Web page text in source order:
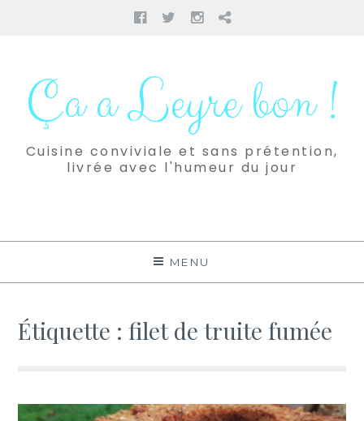
Facebook
TwitterInstagram
Pinterest
contenuÇa a Leyre bon !
Cuisine conviviale et sans prétention,
livrée avec l'humeur du jour
MENU
Étiquette :filet de truite fumée